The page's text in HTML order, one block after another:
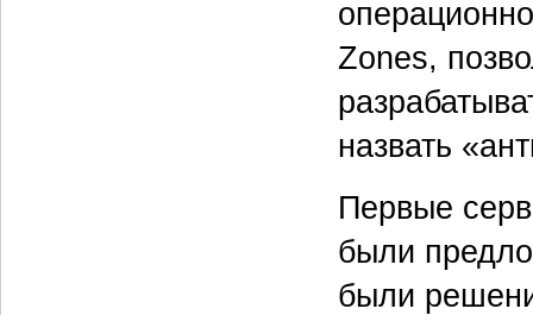
Zones,
назвать
Первые
были
были